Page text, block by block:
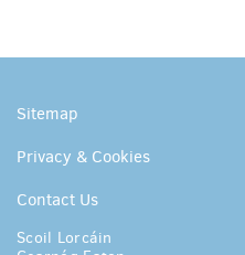
Sitemap
Privacy & Cookies
Contact Us
Scoil Lorcáin